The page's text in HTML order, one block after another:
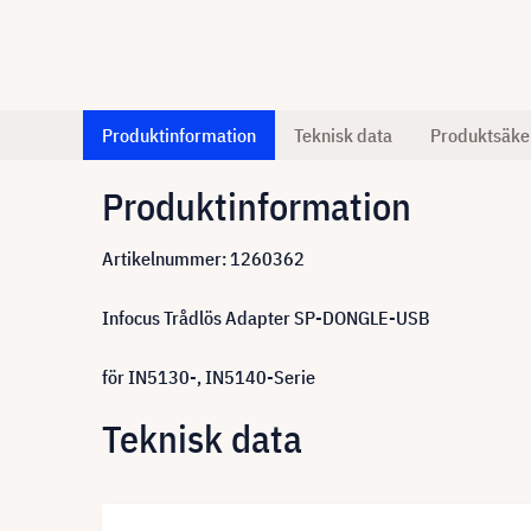
Produktinformation Teknisk data
Produktinformation
Artikelnummer: 1260362
Infocus Trådlös Adapter SP-DONGLE-USB
för IN5130-, IN5140-Serie
Teknisk data